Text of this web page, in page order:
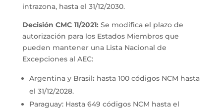
intrazona, hasta el 31/12/2030.
Decisión CMC 11/2021: Se modifica el plazo de
autorización para los Estados Miembros que
pueden mantener una Lista Nacional de
Excepciones al AEC:
Argentina y Brasil: hasta 100 códigos NCM hasta
el 31/12/2028.
Paraguay: Hasta 649 códigos NCM hasta el